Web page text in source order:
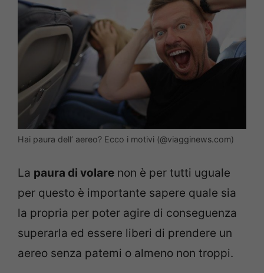
Hai paura dell’ aereo? Ecco i motivi (@viagginews.com)
La paura di volare non è per tutti uguale
per questo è importante sapere quale sia
la propria per poter agire di conseguenza
superarla ed essere liberi di prendere un
aereo senza patemi o almeno non troppi.